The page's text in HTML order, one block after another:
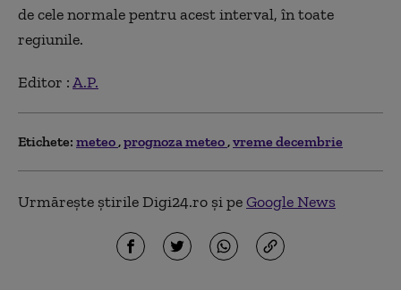
de cele normale pentru acest interval, în toate
regiunile.
Editor :A.P.
Etichete: meteo prognoza meteo vreme decembrie
Urmărește știrile Digi24.ro și peGoogle News